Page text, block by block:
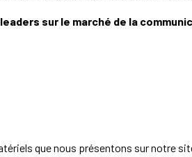
sur le marché de la
que nous présentons sur notre